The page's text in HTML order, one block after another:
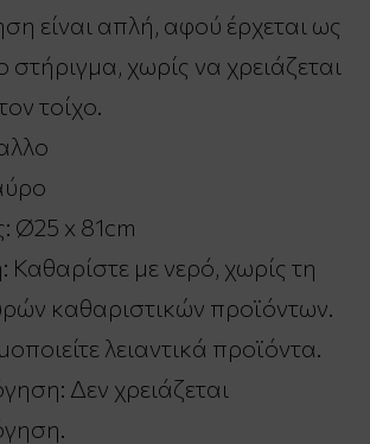
είναι απλή, αφού έρχεται ως
στήριγμα, χωρίς να χρειάζεται
τοίχο.
Ø25 x 81cm
με νερό, χωρίς τη
καθαριστικών προϊόντων.
λειαντικά προϊόντα.
Δεν χρειάζεται